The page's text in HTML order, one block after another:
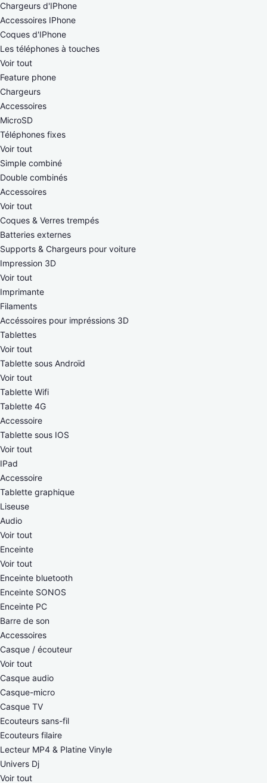
Chargeurs d'IPhone
Accessoires IPhone
Coques d'IPhone
Les téléphones à touches
Voir tout
Feature phone
Chargeurs
Accessoires
MicroSD
Téléphones fixes
Voir tout
Simple combiné
Double combinés
Accessoires
Voir tout
Coques & Verres trempés
Batteries externes
Supports & Chargeurs pour voiture
Impression 3D
Voir tout
Imprimante
Filaments
Accéssoires pour impréssions 3D
Tablettes
Voir tout
Tablette sous Androïd
Voir tout
Tablette Wifi
Tablette 4G
Accessoire
Tablette sous IOS
Voir tout
IPad
Accessoire
Tablette graphique
Liseuse
Audio
Voir tout
Enceinte
Voir tout
Enceinte bluetooth
Enceinte SONOS
Enceinte PC
Barre de son
Accessoires
Casque / écouteur
Voir tout
Casque audio
Casque-micro
Casque TV
Ecouteurs sans-fil
Ecouteurs filaire
Lecteur MP4 & Platine Vinyle
Univers Dj
Voir tout